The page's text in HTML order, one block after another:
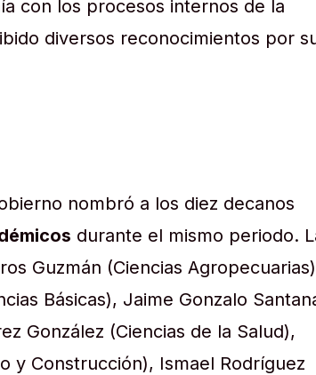
con los procesos internos de la
diversos reconocimientos por
nombró a los diez decanos
durante el mismo periodo.
Guzmán (Ciencias
Básicas), Jaime Gonzalo
González (Ciencias de la Salud),
y Construcción), Ismael Rodríguez